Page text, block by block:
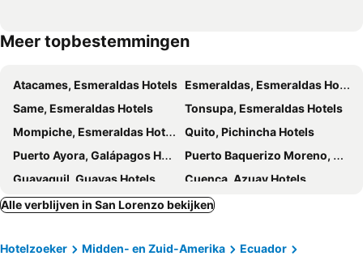
Meer topbestemmingen
Atacames, Esmeraldas Hotels Esmeraldas, Esmeraldas Hotels
Same, Esmeraldas Hotels
Tonsupa, Esmeraldas Hotels
Mompiche, Esmeraldas Hotels
Quito, Pichincha Hotels
Puerto Ayora, Galápagos Hotels
Puerto Baquerizo Moreno, Galápagos Hotels
Guayaquil, Guayas Hotels
Cuenca, Azuay Hotels
Puerto Villamil, Galápagos Hotels
Mindo, Pichincha Hotels
Alle verblijven in San Lorenzo bekijken
Hotelzoeker Midden- en Zuid-Amerika
Ecuador